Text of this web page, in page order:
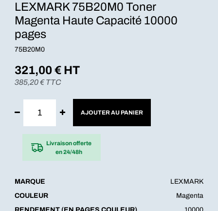
LEXMARK 75B20M0 Toner
Magenta Haute Capacité 10000
pages
75B20M0
321,00€ HT
385,20€ TTC
AJOUTER AU PANIER
Livraison offerte
en 24/48h
MARQUE
LEXMARK
COULEUR
Magenta